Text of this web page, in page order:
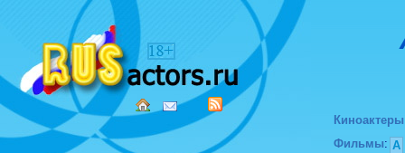
Киноактеры
Фильмы: А